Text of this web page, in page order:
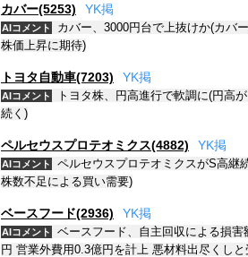
カバー(5253) YK掲
AIコメント
カバー、3000円台で上抜けか(カバ
株価上昇に期待)
トヨタ自動車(7203) YK掲
AIコメント
トヨタ株、円高進行で軟調に(円高
続く)
ペルセウスプロテオミクス(4882) YK掲
AIコメント
ペルセウスプロテオミクスがS高継
株数不足による買い需要)
ベースフード(2936) YK掲
AIコメント
ベースフード、自主回収による損
円 営業外費用0.3億円を計上 悪材料出尽くし